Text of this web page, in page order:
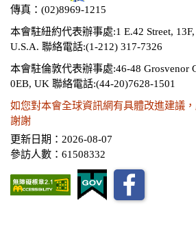
傳真：(02)8969-1215
本會駐紐約代表辦事處:1 E.42 Street,
U.S.A. 聯絡電話:(1-212) 317-7326
本會駐倫敦代表辦事處:46-48 Grosvenor
0EB, UK 聯絡電話:(44-20)7628-1501
如您對本會全球資訊網有具體改進建議
謝謝
更新日期：2026-08-07
參訪人數：61508332